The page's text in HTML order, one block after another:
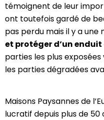
témoignent de leur
ont toutefois gardé de
pas perdu mais il y a une
et protéger d’un
parties les plus
les parties dégradées
Maisons Paysannes de
lucratif depuis plus de 50